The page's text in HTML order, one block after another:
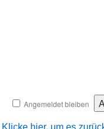
Angemeldet bleiben
Klicke hier, um es